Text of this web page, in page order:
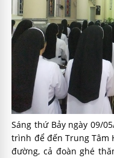
Sáng thứ Bảy ngày 09/
trình để đến Trung Tâm
đường, cả đoàn ghé